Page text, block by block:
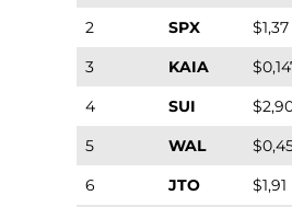
2 SPX $1,37
3
KAIA
4
SUI
5
WAL
6
JTO $1,91